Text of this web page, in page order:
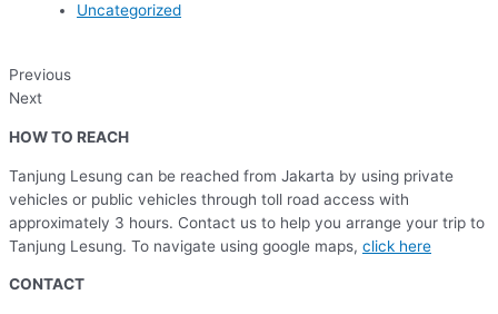
Uncategorized
Previous
Next
HOW TO REACH
Tanjung Lesung can be reached from Jakarta by using private
vehicles or public vehicles through toll road access with
approximately 3 hours. Contact us to help you arrange your trip to
Tanjung Lesung. To navigate using google maps, click here
CONTACT